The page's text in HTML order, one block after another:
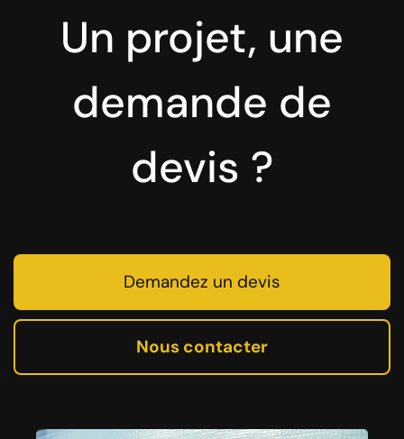
Un projet, une
demande de
devis ?
Demandez un devis
Nous contacter